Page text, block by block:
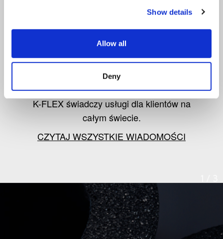
Show details
Allow all
Deny
Najnowsze informacje
od K-FLEX
Śledź informacje o najnowszych
produktach, rynku izolacji oraz o tym, jak
K-FLEX świadczy usługi dla klientów na
całym świecie.
CZYTAJ WSZYSTKIE WIADOMOŚCI